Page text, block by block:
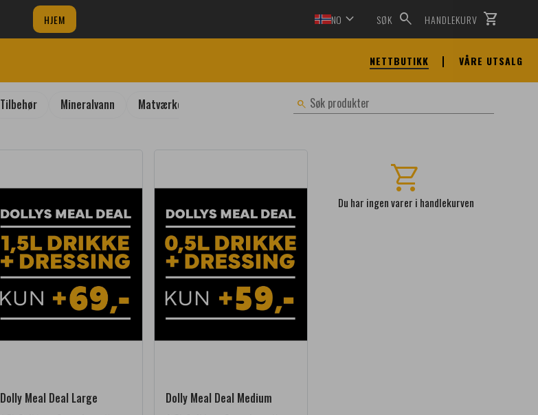
NETTBUTIKK VÅRE UTSALG
HJEM NO expand_more SØK search HANDLEKURV shopping_cart
Tilbehør Mineralvann Matværket - Varmmat Matværket - Kaldmat
search Søk produkter
Dolly Meal Deal Large
Dolly Meal Deal Medium
shopping_cart
Du har ingen varer i handlekurven